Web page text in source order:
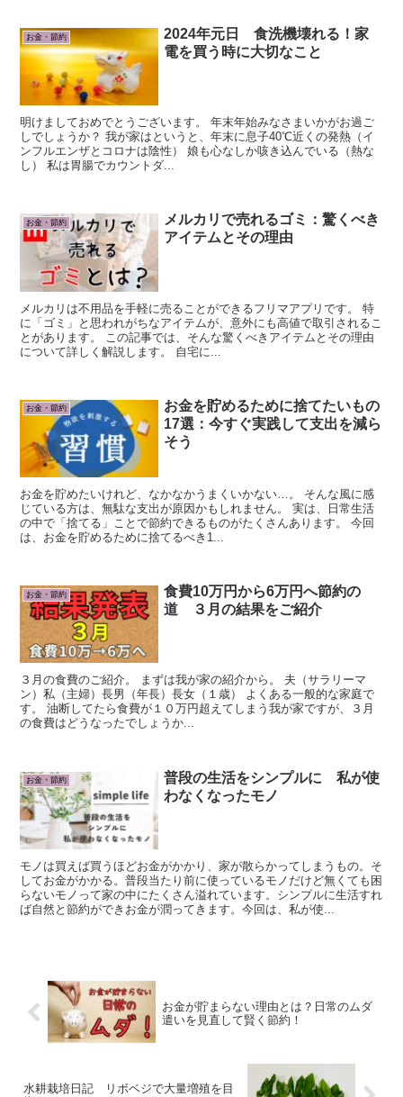
お金・節約
2024年元日 食洗機壊れる！家
電を買う時に大切なこと
明けましておめでとうございます。 年末年始みなさまいかがお過ご
しでしょうか？ 我が家はというと、年末に息子40℃近くの発熱（イ
ンフルエンザとコロナは陰性） 娘も心なしか咳き込んでいる（熱な
し） 私は胃腸でカウントダ...
お金・節約
メルカリで売れるゴミ：驚くべき
アイテムとその理由
メルカリは不用品を手軽に売ることができるフリマアプリです。 特
に「ゴミ」と思われがちなアイテムが、意外にも高値で取引されるこ
とがあります。 この記事では、そんな驚くべきアイテムとその理由
について詳しく解説します。 自宅に...
お金・節約
お金を貯めるために捨てたいもの
17選：今すぐ実践して支出を減ら
そう
お金を貯めたいけれど、なかなかうまくいかない…。 そんな風に感
じている方は、無駄な支出が原因かもしれません。 実は、日常生活
の中で「捨てる」ことで節約できるものがたくさんあります。 今回
は、お金を貯めるために捨てるべき1...
お金・節約
食費10万円から6万円へ節約の
道 ３月の結果をご紹介
３月の食費のご紹介。 まずは我が家の紹介から。 夫（サラリーマ
ン）私（主婦）長男（年長）長女（１歳） よくある一般的な家庭で
す。 油断してたら食費が１０万円超えてしまう我が家ですが、３月
の食費はどうなったでしょうか...
お金・節約
普段の生活をシンプルに 私が使
わなくなったモノ
モノは買えば買うほどお金がかかり、家が散らかってしまうもの。そ
してお金がかかる。普段当たり前に使っているモノだけど無くても困
らないモノって家の中にたくさん溢れています。シンプルに生活すれ
ば自然と節約ができお金が潤ってきます。今回は、私が使...
お金が貯まらない理由とは？日常のムダ
遣いを見直して賢く節約！
水耕栽培日記 リボベジで大量増殖を目